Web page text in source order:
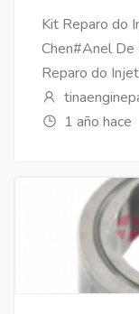
Kit Reparo do
Chen#Anel
Reparo do
1 año hace